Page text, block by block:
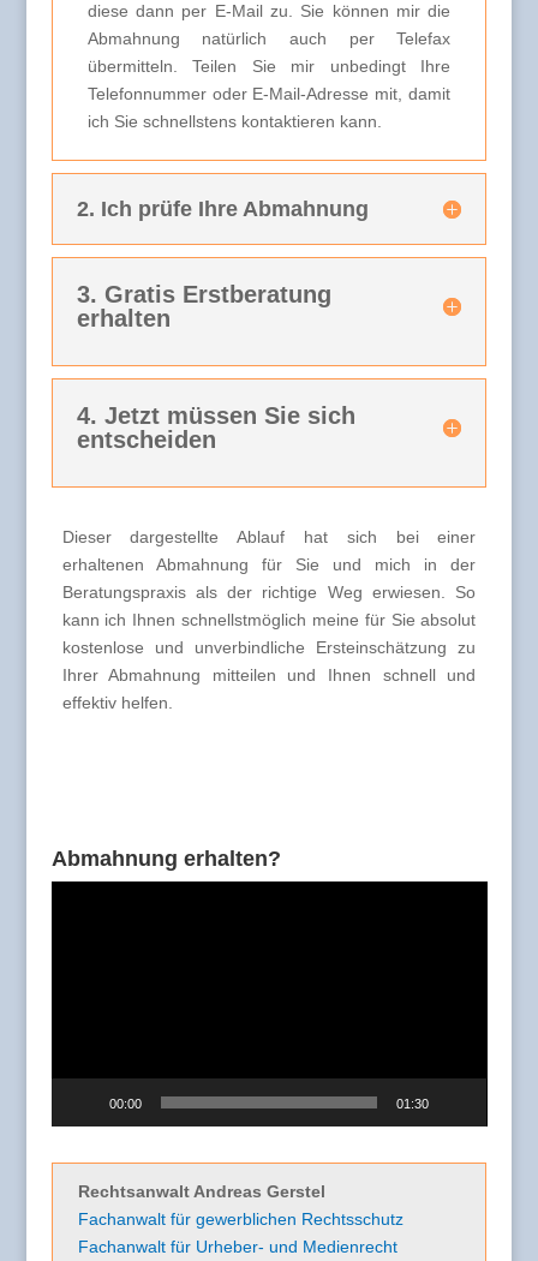
diese dann per E-Mail zu. Sie können mir die
Abmahnung natürlich auch per Telefax
übermitteln. Teilen Sie mir unbedingt Ihre
Telefonnummer oder E-Mail-Adresse mit, damit
ich Sie schnellstens kontaktieren kann.
2. Ich prüfe Ihre Abmahnung
3. Gratis Erstberatung
erhalten
4. Jetzt müssen Sie sich
entscheiden
Dieser dargestellte Ablauf hat sich bei einer
erhaltenen Abmahnung für Sie und mich in der
Beratungspraxis als der richtige Weg erwiesen. So
kann ich Ihnen schnellstmöglich meine für Sie absolut
kostenlose und unverbindliche Ersteinschätzung zu
Ihrer Abmahnung mitteilen und Ihnen schnell und
effektiv helfen.
Abmahnung erhalten?
00:00 01:30
Rechtsanwalt Andreas Gerstel
Fachanwalt für gewerblichen Rechtsschutz
Fachanwalt für Urheber- und Medienrecht